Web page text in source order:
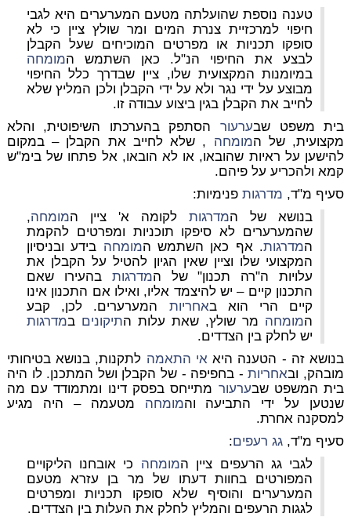
טענה נוספת שהועלתה מטעם המערערים היא לגבי
חיפוי למרכזיית צנרת המים ומר שולץ ציין כי לא
סופקו תכניות או מפרטים המוכיחים שעל הקבלן
לבצע את החיפוי הנ"ל. כאן השתמש המומחה
במיומנות המקצועית שלו, ציין שבדרך כלל החיפוי
מבוצע על ידי נגר ולא על ידי הקבלן ולכן המליץ שלא
לחייב את הקבלן בגין ביצוע עבודה זו.
בית משפט שבערעורהסתפק בהערכתו השיפוטית, והלא
מקצועית, של המומחה , שלא לחייב את הקבלן – במקום
להישען על ראיות שהובאו, או לא הובאו, אל פתחו של בימ"ש
קמא ולהכריע על פיהם.
סעיף מ"ד, מדרגותפנימיות:
בנושא של המדרגותלקומה א' ציין המומחה,
שהמערערים לא סיפקו תוכניות ומפרטים להקמת
המדרגות. אף כאן השתמש המומחה בידע ובניסיון
המקצועי שלו וציין שאין הגיון להטיל על הקבלן את
עלויות ה"רה תכנון" של המדרגות בהעירו שאם
התכנון קיים – יש להיצמד אליו, ואילו אם התכנון אינו
קיים הרי הוא באחריות המערערים. לכן, קבע
המומחה מר שולץ, שאת עלות התיקונים במדרגות
יש לחלק בין הצדדים.
בנושא זה - הטענה היא אי התאמה לתקנות, בנושא בטיחותי
מובהק, ובאחריות- בחפיפה - של הקבלן ושל המתכנן. לו היה
בית המשפט שבערעור מתייחס בפסק דינו ומתמודד עם מה
שנטען על ידי התביעה והמומחה מטעמה – היה מגיע
למסקנה אחרת.
סעיף מ"ד, גג רעפים:
לגבי גג הרעפים ציין המומחה כי אובחנו הליקויים
המפורטים בחוות דעתו של מר בן עזרא מטעם
המערערים והוסיף שלא סופקו תכניות ומפרטים
לגגות הרעפים והמליץ לחלק את העלות בין הצדדים.